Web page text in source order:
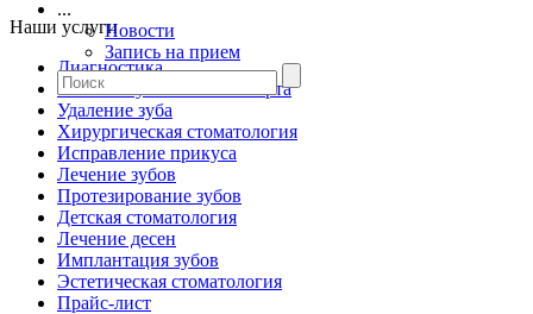
...
Новости
Запись на прием
Наши услуги
Диагностика
Гигиена зубов и полости рта
Удаление зуба
Хирургическая стоматология
Исправление прикуса
Лечение зубов
Протезирование зубов
Детская стоматология
Лечение десен
Имплантация зубов
Эстетическая стоматология
Прайс-лист